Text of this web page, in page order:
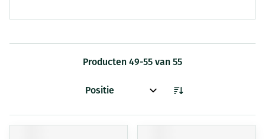
Producten 49-55 van 55
Sorteer op: